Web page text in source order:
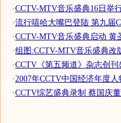
·CCTV-MTV音乐盛典16日举
·流行嘻哈大嘴巴登陆 第九届
·CCTV-MTV音乐盛典启动 黄
·组图:CCTV-MTV音乐盛典改
·CCTV《第五频道》杂志创刊
·2007年CCTV中国经济年度
·CCTV综艺盛典录制 蔡国庆